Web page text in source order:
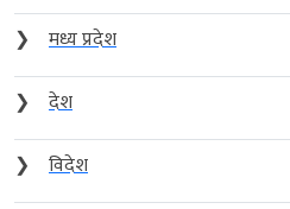
❯
मध्य प्रदेश
❯
देश
❯
विदेश